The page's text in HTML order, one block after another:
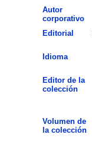
Autor
corporativo
Editorial
Idioma
Editor de la
colección
Volumen de
la colección